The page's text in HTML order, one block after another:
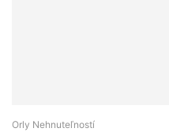
Orly Nehnuteľností